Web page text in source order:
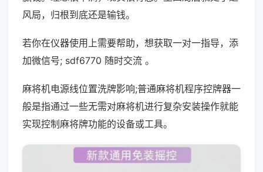
风局，归根到底还是输钱。
若你在仪器使用上需要帮助，想获取一对一指导，添
加微信号; sdf6770 随时交流 。
麻将机电源线位置洗牌影响;普通麻将机程序控牌器一
般是指通过一些无需对麻将机进行复杂安装操作就能
实现控制麻将牌功能的设备或工具。